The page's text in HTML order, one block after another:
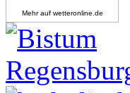
Mehr auf wetteronline.de